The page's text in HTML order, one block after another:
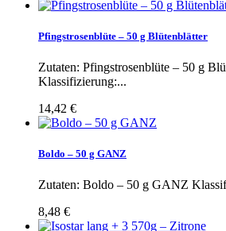
Pfingstrosenblüte – 50 g Blütenblätter
Zutaten: Pfingstrosenblüte – 50 g
Klassifizierung:...
14,42 €
Boldo – 50 g GANZ
Zutaten: Boldo – 50 g GANZ
8,48 €